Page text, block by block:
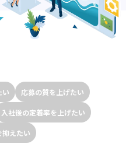
い 応募の質を上げたい
入社後の定着率を上げたい
抑えたい